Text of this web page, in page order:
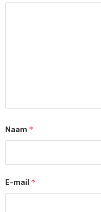
Naam *
E-mail *